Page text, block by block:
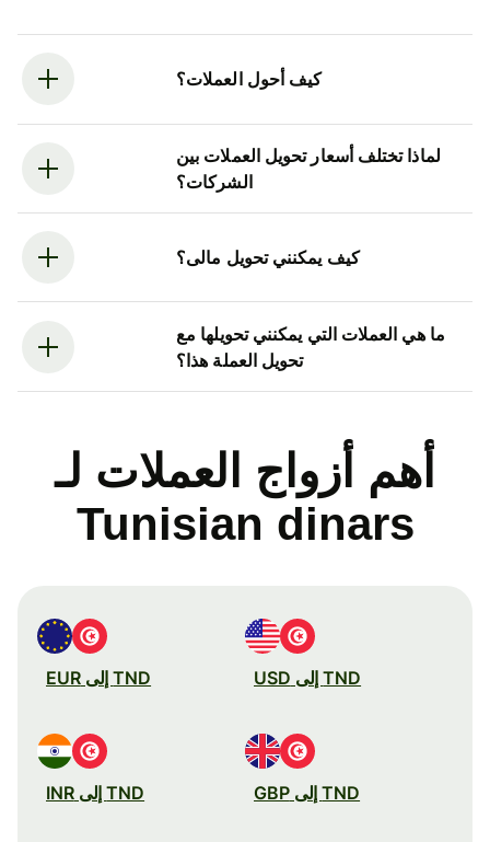
كيف أحول العملات؟
لماذا تختلف أسعار تحويل العملات بين
الشركات؟
كيف يمكنني تحويل مالى؟
ما هي العملات التي يمكنني تحويلها مع
تحويل العملة هذا؟
أهم أزواج العملات لـ
Tunisian dinars
TND إلى USD TND إلى EUR
TND إلى GBP TND إلى INR